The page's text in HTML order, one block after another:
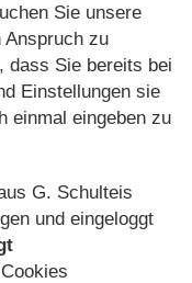
Sie unsere
Anspruch zu
dass Sie bereits bei
Einstellungen sie
einmal eingeben zu
G. Schulteis
und eingeloggt